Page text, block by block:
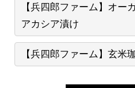
【兵四郎ファーム】オー
アカシア漬け
【兵四郎ファーム】玄